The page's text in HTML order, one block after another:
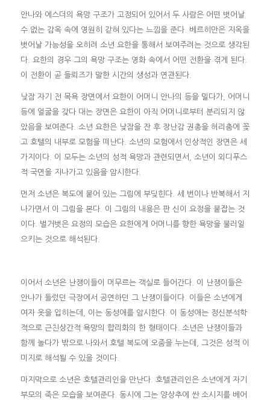
안나와 에스더의 욕망 구조가 고정되어 있어서 두 사람은 어떤 벗어날
수 없는 감옥 속에 영원히 갇혀 있다는 느낌을 준다. 베르히만은 지옥을
벗어날 가능성을 오히려 소년 요한을 통해서 보여주려는 것으로 생각된
다. 요한의 경우 그의 욕망 구조는 영화 속에서 어떤 전환을 겪게 된다.
이 전환이 곧 들뢰즈가 말한 시간의 생성과 연관된다.
낮잠 자기 전 목욕 장면에서 요한이 어머니 안나의 등을 밀다가, 어머니
등에 얼굴을 갖다 대는 장면은 요한이 아직 어머니로부터 분리되지 않
았음을 보여준다. 소년 요한은 낮잠을 잔 후 장난감 권총을 허리춤에 꽂
고 호텔의 내부로 모험을 떠난다. 소년의 모험에서 인상적인 장면은 세
가지이다. 이 모두는 소년의 성적 욕망과 관련되면서, 소년이 외디푸스
적 국면을 지나가고 있음을 암시한다.
먼저 소년은 복도에 붙어 있는 그림에 부딪힌다. 세 번이나 반복해서 지
나가면서 이 그림을 본다. 이 그림의 내용은 판 신이 요정을 붙잡는 것
이다. 벌거벗은 요정의 모습은 요한에게 어머니를 향한 욕망을 불러일
으키는 것으로 해석된다.
이어서 소년은 난쟁이들이 머무르는 객실로 들어간다. 이 난쟁이들은
안나가 들렀던 극장에서 공연하던 그 난쟁이들이다. 이들은 소년에게
여자 옷을 입히는데, 이는 동성애를 암시한다. 이 동성애는 정신분석학
적으로 근친상간적 욕망의 합리화의 한 형태이다. 소년은 난쟁이들과
함께 놀다가 밖으로 나와서 호텔 복도에 오줌을 누는데, 그것은 성적 이
미지로 해석될 수 있을 것이다.
마지막으로 소년은 호텔관리인을 만난다. 호텔관리인은 소년에게 자기
부모의 죽은 모습을 보여준다. 동시에 그는 양상추에 싼 소시지를 베어